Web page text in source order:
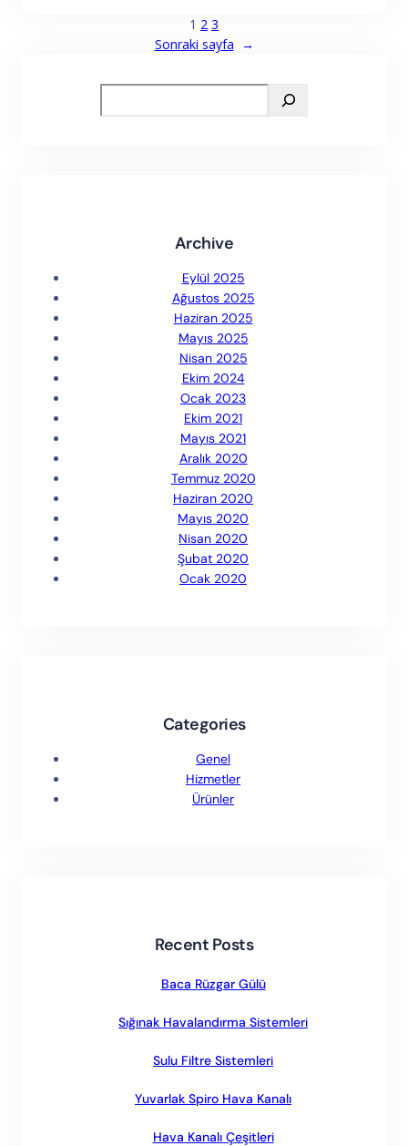
1 2 3
Sonraki sayfa →
e
Archive
Eylül 2025
Ağustos 2025
Haziran 2025
Mayıs 2025
Nisan 2025
Ekim 2024
Ocak 2023
Ekim 2021
Mayıs 2021
Aralık 2020
Temmuz 2020
Haziran 2020
Mayıs 2020
Nisan 2020
Şubat 2020
Ocak 2020
Categories
Genel
Hizmetler
Ürünler
Recent Posts
Baca Rüzgar Gülü
Sığınak Havalandırma Sistemleri
Sulu Filtre Sistemleri
Yuvarlak Spiro Hava Kanalı
Hava Kanalı Çeşitleri